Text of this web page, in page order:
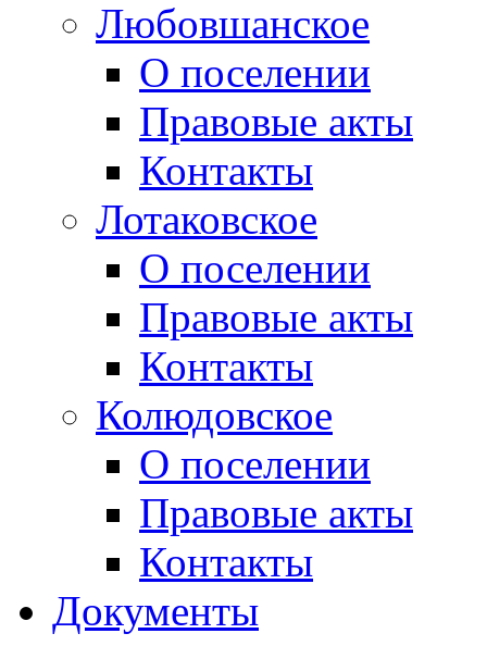
Любовшанское
О поселении
Правовые акты
Контакты
Лотаковское
О поселении
Правовые акты
Контакты
Колюдовское
О поселении
Правовые акты
Контакты
Документы